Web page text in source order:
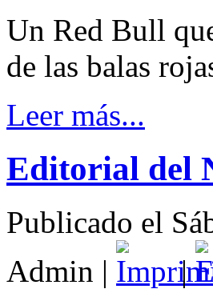
Un Red Bull
de las balas
Leer más...
Editorial del
Publicado el
Admin |
|